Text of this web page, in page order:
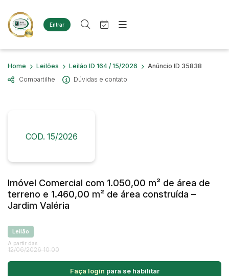
Entrar
Criar conta Entrar
Site
Agenda
Quem Somos
Diversos
Imóveis
Terreno
Materiais/Equipamentos
Veículos
Ambulância
Busca por palavra-chave
Bairro
Judiciais Extrajudiciais
Faixa de valor
R$
Pesquisar
Quem Somos
Home Leilões Leilão ID 164 / 15/2026
Anúncio ID 35838
Compartilhe
Dúvidas e contato
COD. 15/2026
Imóvel Comercial com 1.050,00 m² de área de
terreno e 1.460,00 m² de área construída –
Jardim Valéria
Leilão
A partir das
12/06/2026 10:00
Faça login para se habilitar